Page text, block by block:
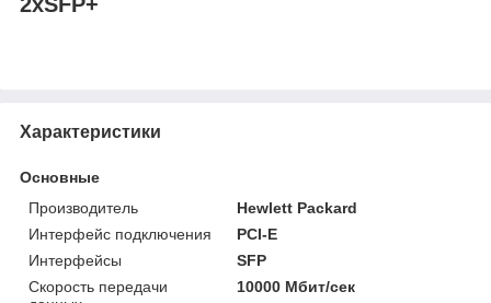
Характеристики
Основные
Производитель
Hewlett Packard
Интерфейс подключения
PCI-E
Интерфейсы
SFP
Скорость передачи
10000 Мбит/сек